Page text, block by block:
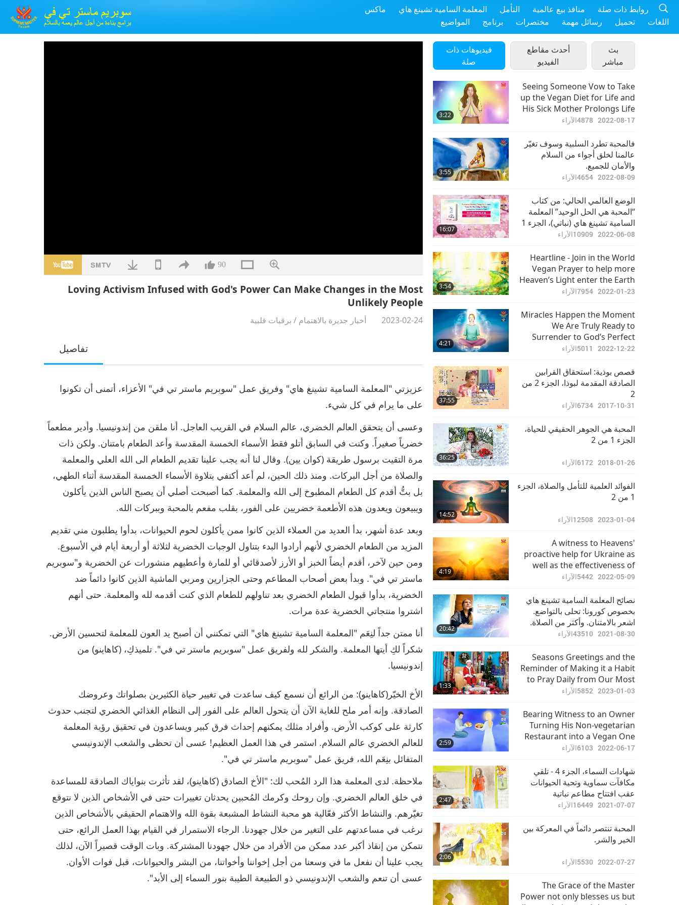
ماكس المعلمة السامية تشينغ هاي التأمل منافذ بيع عالمية
روابط ذات صلة
المواضيع
برنامج مختصرات رسائل مهمة تحميل اللغات
90
Loving Activism Infused with God's Power Can Make Changes in the Most
Unlikely People
2023-02-24 أخبار جديرة بالاهتمام / برقيات قلبية
تفاصيل
عزيزتي "المعلمة السامية تشينغ هاي" وفريق عمل "سوبريم ماستر تي في" الأعزاء، أتمنى أن تكونوا
على ما يرام في كل شيء.
وعسى أن يتحقق العالم الخضري، عالم السلام في القريب العاجل. أنا ملقن من إندونيسيا. وأدير مطعماً
خضرياً صغيراً. وكنت في السابق أتلو فقط الأسماء الخمسة المقدسة وأعد الطعام بامتنان. ولكن ذات
مرة التقيت برسول طريقة (كوان يين). وقال لنا أنه يجب علينا تقديم الطعام الى الله العلي والمعلمة
والصلاة من أجل البركات. ومنذ ذلك الحين، لم أعد أكتفي بتلاوة الأسماء الخمسة المقدسة أثناء الطهي،
بل بتُّ أقدم كل الطعام المطبوخ إلى الله والمعلمة. كما أصبحت أصلي أن يصبح الناس الذين يأكلون
ويبيعون ويعدون هذه الأطعمة خضريين على الفور، بقلب مفعم بالمحبة وببركات الله.
وبعد عدة أشهر، بدأ العديد من العملاء الذين كانوا ممن يأكلون لحوم الحيوانات، بدأوا يطلبون مني تقديم
المزيد من الطعام الخضري لأنهم أرادوا البدء بتناول الوجبات الخضرية لثلاثة أو أربعة أيام في الأسبوع.
ومن حين لآخر، أقدم أيضاً الخبز أو الأرز لأصدقائي أو للمارة وأعطيهم منشورات عن الخضرية و"سوبريم
ماستر تي في". وبدأ بعض أصحاب المطاعم وحتى الجزارين ومربي الماشية الذين كانوا دائماً ضد
الخضرية، بدأوا قبول الطعام الخضري بعد تناولهم للطعام الذي كنت أقدمه لله والمعلمة. حتى أنهم
اشتروا منتجاتي الخضرية عدة مرات.
أنا ممتن جداً لنِعَم "المعلمة السامية تشينغ هاي" التي تمكنني أن أصبح يد العون للمعلمة لتحسين الأرض.
شكراً لكِ أيتها المعلمة. والشكر لله ولفريق عمل "سوبريم ماستر تي في". تلميذكِ، (كاهاينو) من
إندونيسيا.
الأخ الخيّر(كاهاينو): من الرائع أن نسمع كيف ساعدت في تغيير حياة الكثيرين بصلواتك وعروضك
الصادقة. وإنه أمر ملح للغاية الآن أن يتحول العالم على الفور إلى النظام الغذائي الخضري لتجنب حدوث
كارثة على كوكب الأرض. وأفراد مثلك يمكنهم إحداث فرق كبير ويساعدون في تحقيق رؤية المعلمة
للعالم الخضري عالم السلام. استمر في هذا العمل العظيم! عسى أن تحظى والشعب الإندونيسي
المتفائل بنِعَم الله، فريق عمل "سوبريم ماستر تي في".
ملاحظة. لدى المعلمة هذا الرد المُحب لك: "الأخ الصادق (كاهاينو)، لقد تأثرت بنواياك الصادقة للمساعدة
في خلق العالم الخضري. وإن روحك وكرمك المُحبين يحدثان تغييرات حتى في الأشخاص الذين لا نتوقع
تغيّرهم. والنشاط الأكثر فعّالية هو محبة النشاط المشبعة بقوة الله والاهتمام الحقيقي بالأشخاص الذين
نرغب في مساعدتهم على التغير من خلال جهودنا. الرجاء الاستمرار في القيام بهذا العمل الرائع، حتى
نتمكن من إنقاذ أكبر عدد ممكن من الأفراد من خلال جهودنا المشتركة. وبات الوقت قصيراً الآن، لذلك
يجب علينا أن نفعل ما في وسعنا من أجل إخواننا وأخواتنا، من البشر والحيوانات، قبل فوات الأوان.
عسى أن تنعم والشعب الإندونيسي ذو الطبيعة الطيبة بنور السماء إلى الأبد".
فيديوهات ذات
صلة
أحدث مقاطع
الفيديو
بث
مباشر
3:22
Seeing Someone Vow to Take
up the Vegan Diet for Life and
His Sick Mother Prolongs Life
and Regains Health. It Shows
and a Noble Spirit, Creates
Miracles.
2022-08-17
4878الآراء
3:55
فالمحبة تطرد السلبية وسوف تغيّر
عالمنا لخلق أجواء من السلام
والأمان للجميع.
2022-08-09
4654الآراء
16:07
الوضع العالمي الحالي: من كتاب
“المحبة هي الحل الوحيد” المعلمة
السامية تشينغ هاي (نباتي)، الجزء 1
من 2
2022-06-08
10909الآراء
3:54
Heartline - Join in the World
Vegan Prayer to help more
Heaven’s Light enter the Earth
2022-01-23
7954الآراء
4:21
Miracles Happen the Moment
We Are Truly Ready to
Surrender to God’s Perfect
Love and Will for Us
2022-12-22
5011الآراء
37:55
قصص بوذية: استحقاق القرابين
الصادقة المقدمة لبوذا، الجزء 2 من
2‏
2017-10-31
6734الآراء
36:25
المحبة هي الجوهر الحقيقي للحياة،
الجزء 1 من 2‏
2018-01-26
6172الآراء
14:52
الفوائد العلمية للتأمل والصلاة، الجزء
1 من 2
2023-01-04
12508الآراء
4:19
A witness to Heavens'
proactive help for Ukraine as
well as the effectiveness of
prayers
2022-05-09
5442الآراء
20:42
نصائح المعلمة السامية تشينغ هاي
بخصوص كورونا: تحلى بالتواضع.
اشعر بالامتنان. وأكثر من الصلاة.
2021-08-30
43510الآراء
1:33
Seasons Greetings and the
Reminder of Making it a Habit
to Pray Daily from Our Most
Beloved Supreme Master
2023-01-03
5852الآراء
2:59
Bearing Witness to an Owner
Turning His Non-vegetarian
Restaurant into a Vegan One
and Being Blessed with
2022-06-17
6103الآراء
2:47
شهادات السماء، الجزء 4 - تلقي
مكافآت سماوية وتحية الحيوانات
عقب افتتاح مطاعم نباتية
2021-07-07
16449الآراء
2:06
المحبة تنتصر دائماً في المعركة بين
الخير والشر.
2022-07-27
5530الآراء
The Grace of the Master
Power not only blesses us but